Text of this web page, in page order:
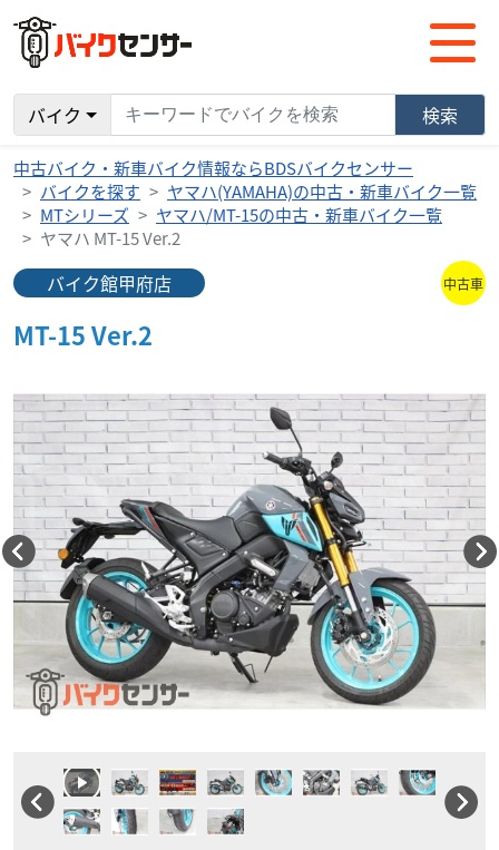
バイク 検索
中古バイク・新車バイク情報ならBDSバイクセンサー
バイクを探す
ヤマハ(YAMAHA)の中古・新車バイク一覧
MTシリーズ
ヤマハ/MT-15の中古・新車バイク一覧
ヤマハ MT-15 Ver.2
バイク館甲府店 中古車
MT-15 Ver.2